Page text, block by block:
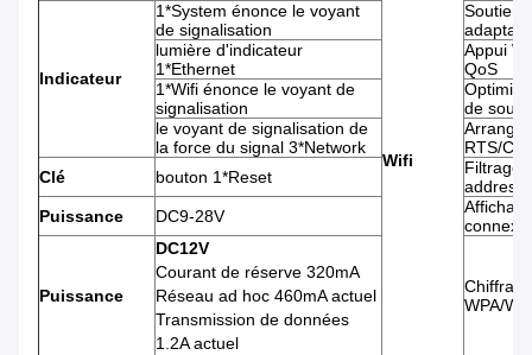
Wifi
Indicateur
1*System énonce le voyant
de signalisation
Soutient
lumière d'indicateur
1*Ethernet
Appui
QoS
1*Wifi énonce le voyant de
signalisation
de
le voyant de signalisation de
la force du signal 3*Network
RTS/
Clé
bouton 1*Reset
Filtrage
address
Puissance
DC9-28V
Puissance
DC12V
Courant de réserve 320mA
Réseau ad hoc 460mA actuel
Transmission de données
1.2A actuel
WPA/